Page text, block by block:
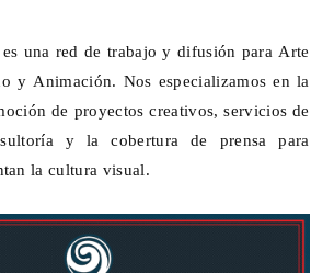
una red de trabajo y difusión para Arte
y Animación. Nos especializamos en la
de proyectos creativos, servicios de
y la cobertura de prensa para
la cultura visual.